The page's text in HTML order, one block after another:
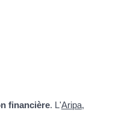
financière. L'Aripa,